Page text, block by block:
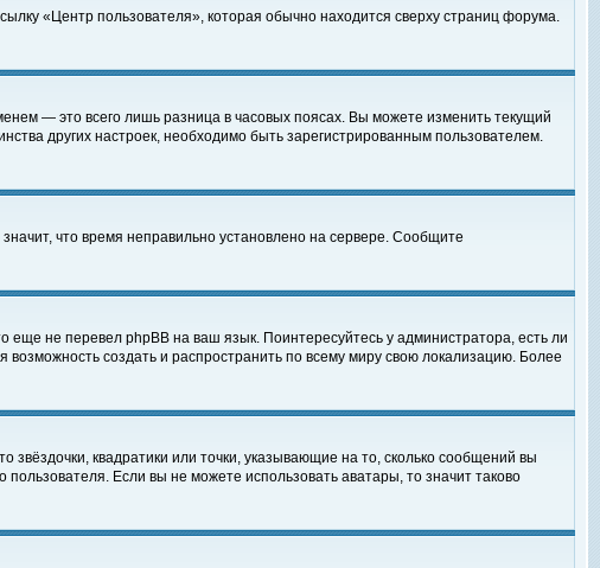
«Центр пользователя», которая обычно находится сверху страниц форума.
— это всего лишь разница в часовых поясах. Вы можете изменить текущий
других настроек, необходимо быть зарегистрированным пользователем.
что время неправильно установлено на сервере. Сообщите
не перевел phpBB на ваш язык. Поинтересуйтесь у администратора, есть ли
возможность создать и распространить по всему миру свою локализацию. Более
квадратики или точки, указывающие на то, сколько сообщений вы
Если вы не можете использовать аватары, то значит таково